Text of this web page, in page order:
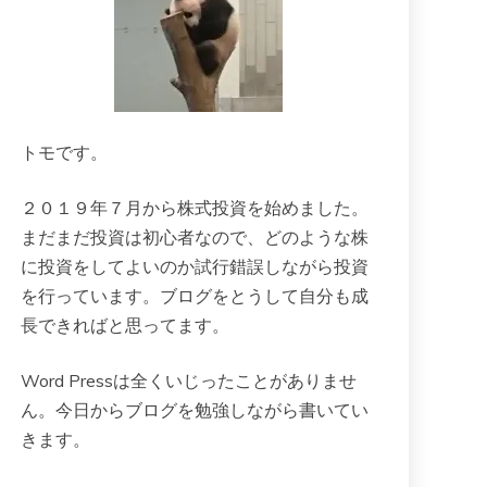
トモです。
２０１９年７月から株式投資を始めました。
まだまだ投資は初心者なので、どのような株
に投資をしてよいのか試行錯誤しながら投資
を行っています。ブログをとうして自分も成
長できればと思ってます。
Word Pressは全くいじったことがありませ
ん。今日からブログを勉強しながら書いてい
きます。